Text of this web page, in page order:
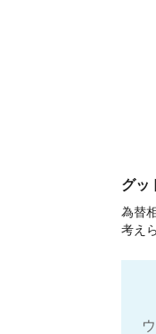
グッ
為替
考え